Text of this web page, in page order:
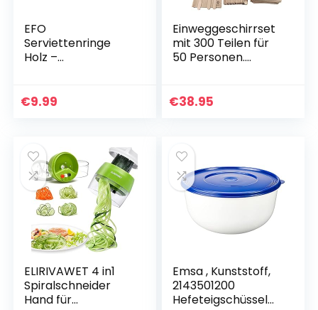
EFO
Serviettenringe
Holz –
Serviettenhalter –
g aus…
€9.99
Einweggeschirrset
mit 300 Teilen für
50 Personen.
Zuckerrohr,
€38.95
ELIRIVAWET 4 in1
Spiralschneider
Hand für
Emsa , Kunststoff,
2143501200
Hefeteigschüssel